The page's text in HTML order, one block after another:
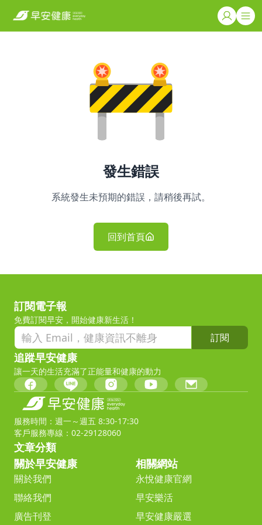
發生錯誤
系統發生未預期的錯誤，請稍後再試。
回到首頁
訂閱電子報
免費訂閱早安，開始健康新生活！
訂閱
追蹤早安健康
讓一天的生活充滿了正能量和健康的動力
服務時間：週一～週五 8:30-17:30
客戶服務專線：02-29128060
文章分類
關於早安健康
關於我們
聯絡我們
廣告刊登
相關網站
永悅健康官網
早安樂活
早安健康嚴選